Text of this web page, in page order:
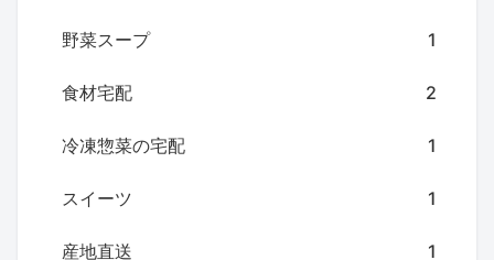
野菜スープ 1
食材宅配 2
冷凍惣菜の宅配 1
スイーツ 1
産地直送 1